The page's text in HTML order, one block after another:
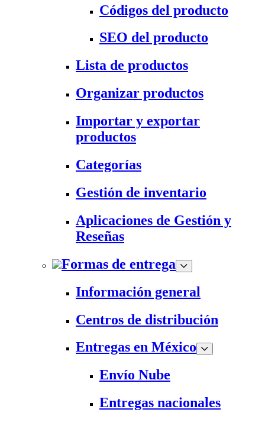
Códigos del producto
SEO del producto
Lista de productos
Organizar productos
Importar y exportar
productos
Categorías
Gestión de inventario
Aplicaciones de Gestión y
Reseñas
Formas de entrega
Información general
Centros de distribución
Entregas en México
Envío Nube
Entregas nacionales